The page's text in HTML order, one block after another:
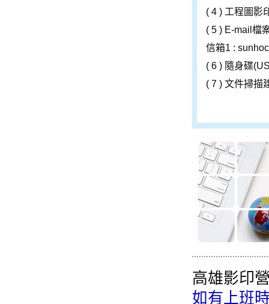
( 4 ) 工程圖影
( 5 ) E-mail檔
信箱1 :
( 6 ) 隨身碟
( 7 ) 文件掃描
高雄影印
如有上班